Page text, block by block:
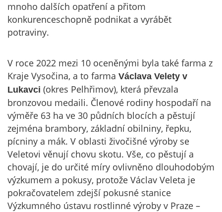
mnoho dalších opatření a přitom
konkurenceschopně podnikat a vyrábět
potraviny.
V roce 2022 mezi 10 oceněnými byla také farma z
Kraje Vysočina, a to farma Václava Velety v
Lukavci (okres Pelhřimov), která převzala
bronzovou medaili. Členové rodiny hospodaří na
výměře 63 ha ve 30 půdních blocích a pěstují
zejména brambory, základní obilniny, řepku,
pícniny a mák. V oblasti živočišné výroby se
Veletovi věnují chovu skotu. Vše, co pěstují a
chovají, je do určité míry ovlivněno dlouhodobým
výzkumem a pokusy, protože Václav Veleta je
pokračovatelem zdejší pokusné stanice
Výzkumného ústavu rostlinné výroby v Praze –